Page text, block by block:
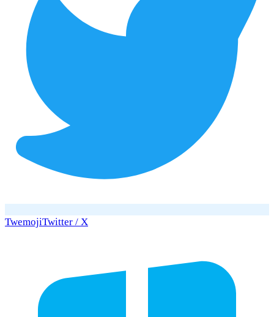
TwemojiTwitter / X